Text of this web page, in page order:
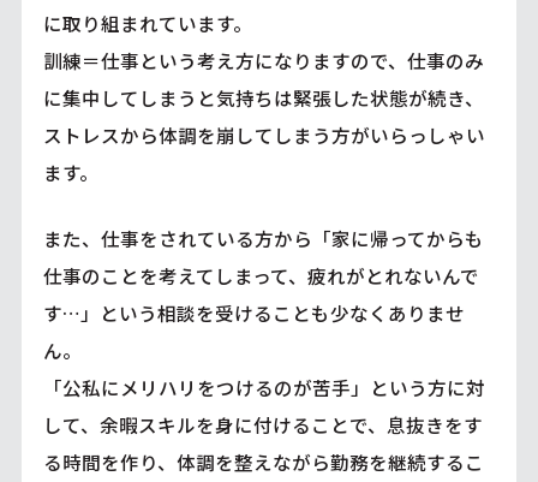
に取り組まれています。
訓練＝仕事という考え方になりますので、仕事のみ
に集中してしまうと気持ちは緊張した状態が続き、
ストレスから体調を崩してしまう方がいらっしゃい
ます。
また、仕事をされている方から「家に帰ってからも
仕事のことを考えてしまって、疲れがとれないんで
す…」という相談を受けることも少なくありませ
ん。
「公私にメリハリをつけるのが苦手」という方に対
して、余暇スキルを身に付けることで、息抜きをす
る時間を作り、体調を整えながら勤務を継続するこ